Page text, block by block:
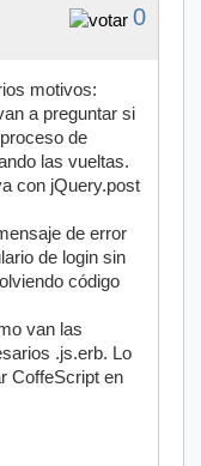
0
motivos:
a preguntar si
de
las vueltas.
con jQuery.post
de error
de login sin
código
van las
.js.erb. Lo
CoffeScript en